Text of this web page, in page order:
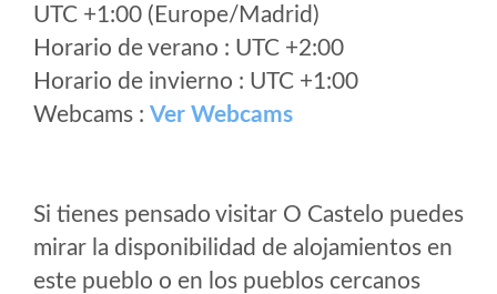
UTC +1:00 (Europe/Madrid)
Horario de verano : UTC +2:00
Horario de invierno : UTC +1:00
Webcams : Ver Webcams
Si tienes pensado visitar O Castelo puedes
mirar la disponibilidad de alojamientos en
este pueblo o en los pueblos cercanos